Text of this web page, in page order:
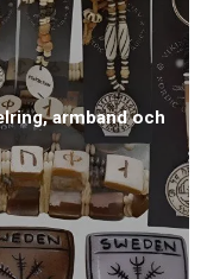
armband och